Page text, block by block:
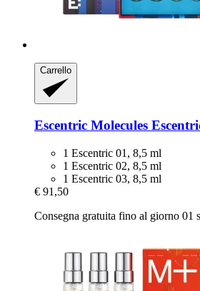
Carrello
Escentric Molecules
1 Escentric 01, 8,5 ml
1 Escentric 02, 8,5 ml
1 Escentric 03, 8,5 ml
€ 91,50
Consegna gratuita fino al giorno 01